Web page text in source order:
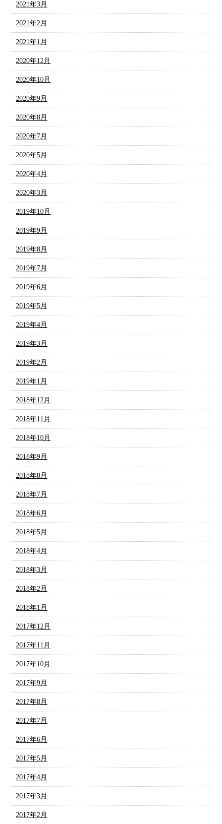
2021年3月
2021年2月
2021年1月
2020年12月
2020年10月
2020年9月
2020年8月
2020年7月
2020年5月
2020年4月
2020年3月
2019年10月
2019年9月
2019年8月
2019年7月
2019年6月
2019年5月
2019年4月
2019年3月
2019年2月
2019年1月
2018年12月
2018年11月
2018年10月
2018年9月
2018年8月
2018年7月
2018年6月
2018年5月
2018年4月
2018年3月
2018年2月
2018年1月
2017年12月
2017年11月
2017年10月
2017年9月
2017年8月
2017年7月
2017年6月
2017年5月
2017年4月
2017年3月
2017年2月